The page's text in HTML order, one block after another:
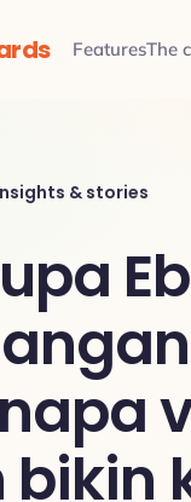
FeaturesThe
& stories
bikin